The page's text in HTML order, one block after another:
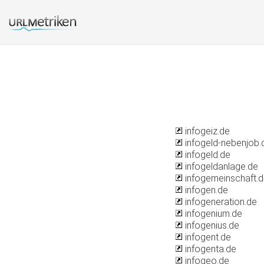
infogeiz.de
infogeld-
infogeld.de
infogeldanlage.de
infogen.de
infogeneration.de
infogenium.de
infogenius.de
infogent.de
infogenta.de
infogeo.de